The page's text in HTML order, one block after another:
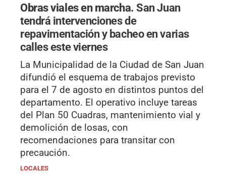
Obras viales en marcha.San Juan
tendrá intervenciones de
repavimentación y bacheo en varias
calles este viernes
La Municipalidad de la Ciudad de San Juan
difundió el esquema de trabajos previsto
para el 7 de agosto en distintos puntos del
departamento. El operativo incluye tareas
del Plan 50 Cuadras, mantenimiento vial y
demolición de losas, con
recomendaciones para transitar con
precaución.
LOCALES